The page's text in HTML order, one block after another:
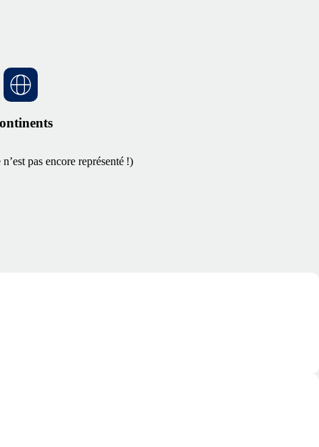
pas encore représenté !)